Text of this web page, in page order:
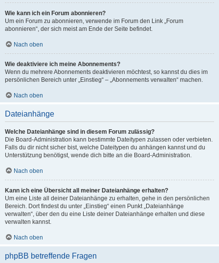
Wie kann ich ein Forum abonnieren?
Um ein Forum zu abonnieren, verwende im Forum den Link „Forum
abonnieren“, der sich meist am Ende der Seite befindet.
Nach oben
Wie deaktiviere ich meine Abonnements?
Wenn du mehrere Abonnements deaktivieren möchtest, so kannst du dies im
persönlichen Bereich unter „Einstieg“ – „Abonnements verwalten“ machen.
Nach oben
Dateianhänge
Welche Dateianhänge sind in diesem Forum zulässig?
Die Board-Administration kann bestimmte Dateitypen zulassen oder verbieten.
Falls du dir nicht sicher bist, welche Dateitypen du anhängen kannst und du
Unterstützung benötigst, wende dich bitte an die Board-Administration.
Nach oben
Kann ich eine Übersicht all meiner Dateianhänge erhalten?
Um eine Liste all deiner Dateianhänge zu erhalten, gehe in den persönlichen
Bereich. Dort findest du unter „Einstieg“ einen Punkt „Dateianhänge
verwalten“, über den du eine Liste deiner Dateianhänge erhalten und diese
verwalten kannst.
Nach oben
phpBB betreffende Fragen